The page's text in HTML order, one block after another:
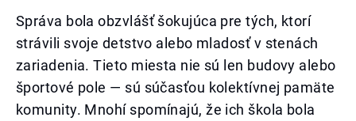
Správa bola obzvlášť šokujúca pre tých, ktorí
strávili svoje detstvo alebo mladosť v stenách
zariadenia. Tieto miesta nie sú len budovy alebo
športové pole — sú súčasťou kolektívnej pamäte
komunity. Mnohí spomínajú, že ich škola bola